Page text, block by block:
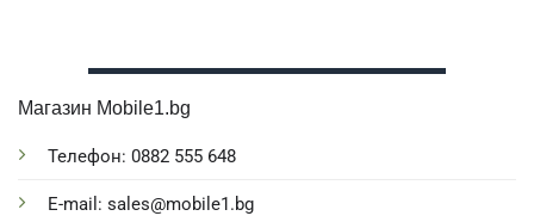
Магазин Mobile1.bg
Телефон: 0882 555 648
E-mail: sales@mobile1.bg